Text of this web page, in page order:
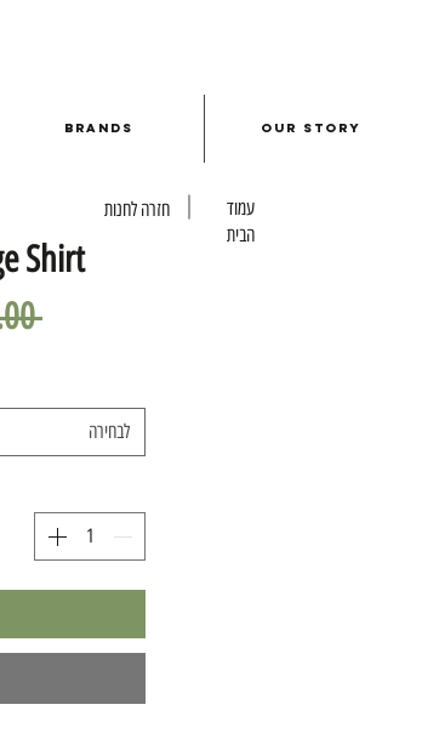
עמוד
הבית
חזרה לחנות
Shirt
‏1,380.00 ‏₪
לבחירה
Brands Our Story